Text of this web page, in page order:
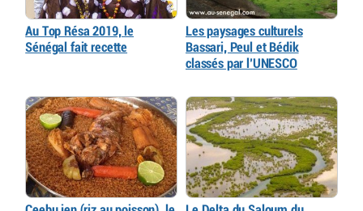
Au Top Résa 2019, le
Sénégal fait recette
Les paysages culturels
Bassari, Peul et Bédik
classés par l’UNESCO